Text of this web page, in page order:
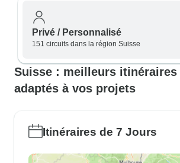
Privé / Personnalisé
151 circuits dans la région Suisse
Suisse : meilleurs itinéraires
adaptés à vos projets
Itinéraires de 7 Jours